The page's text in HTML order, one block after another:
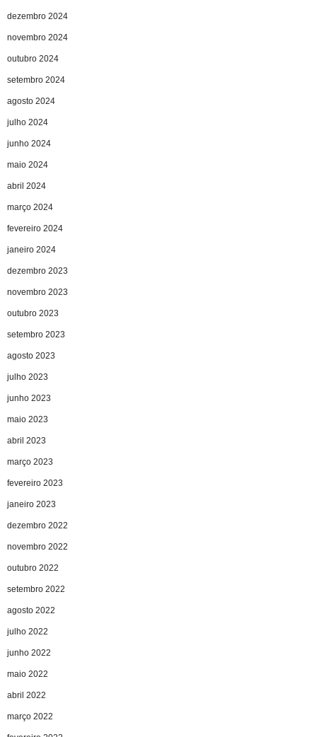
dezembro 2024
novembro 2024
outubro 2024
setembro 2024
agosto 2024
julho 2024
junho 2024
maio 2024
abril 2024
março 2024
fevereiro 2024
janeiro 2024
dezembro 2023
novembro 2023
outubro 2023
setembro 2023
agosto 2023
julho 2023
junho 2023
maio 2023
abril 2023
março 2023
fevereiro 2023
janeiro 2023
dezembro 2022
novembro 2022
outubro 2022
setembro 2022
agosto 2022
julho 2022
junho 2022
maio 2022
abril 2022
março 2022